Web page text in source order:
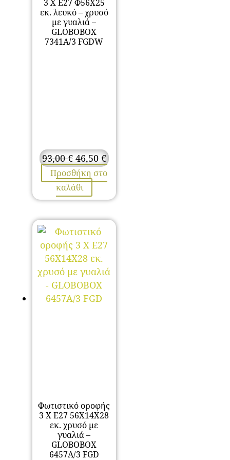
3 Χ Ε27 Φ56Χ25
εκ. λευκό – χρυσό
με γυαλιά –
GLOBOBOX
7341A/3 FGDW
93,00€ Original
price
was:
93,00 €.
46,50 €Η
τρέχουσα
τιμή
είναι:
Προσθήκη στο
καλάθι
Φωτιστικό οροφής
3 Χ Ε27 56Χ14Χ28
εκ. χρυσό με
γυαλιά –
GLOBOBOX
6457A/3 FGD